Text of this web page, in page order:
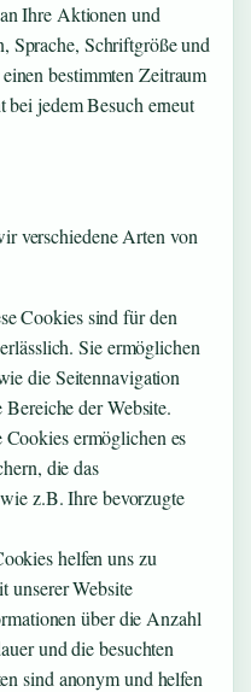
Ihre Aktionen und
Sprache, Schriftgröße und
bestimmten Zeitraum
bei jedem Besuch erneut
verschiedene Arten von
Cookies sind für den
Sie ermöglichen
die Seitennavigation
der Website.
Cookies ermöglichen es
die das
z.B. Ihre bevorzugte
helfen uns zu
unserer Website
über die Anzahl
und die besuchten
sind anonym und helfen